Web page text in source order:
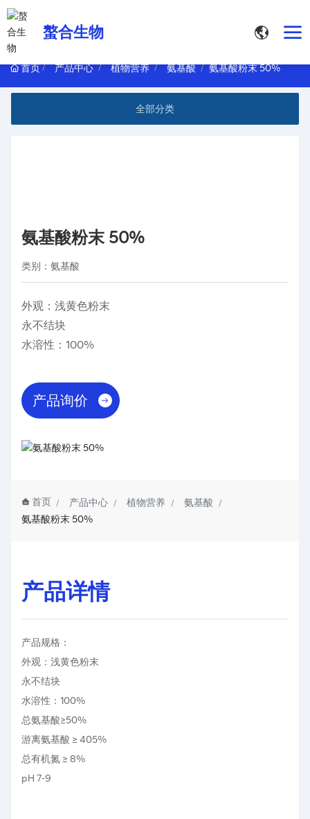
螯合生物
首页 产品中心 植物营养 氨基酸 氨基酸粉末 50%
全部分类
氨基酸粉末 50%
类别： 氨基酸
外观：浅黄色粉末
永不结块
水溶性：100%
产品询价
首页 产品中心 植物营养
氨基酸
氨基酸粉末 50%
产品详情
产品规格：
外观：浅黄色粉末
永不结块
水溶性：100%
总氨基酸≥50%
游离氨基酸 ≥ 405%
总有机氮 ≥ 8%
pH 7-9